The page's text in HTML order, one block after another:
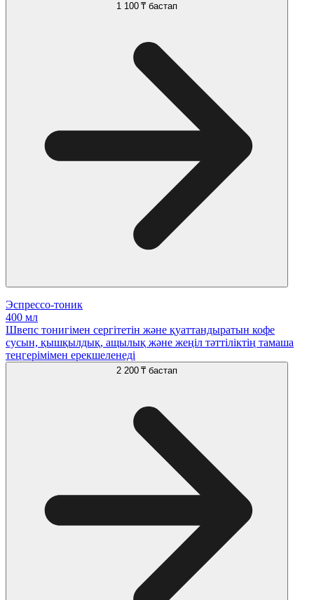
1 100 ₸ бастап
Эспрессо-тоник
400 мл
Швепс тонигімен сергітетін және қуаттандыратын кофе
сусын, қышқылдық, ащылық және жеңіл тәттіліктің тамаша
теңгерімімен ерекшеленеді
2 200 ₸ бастап